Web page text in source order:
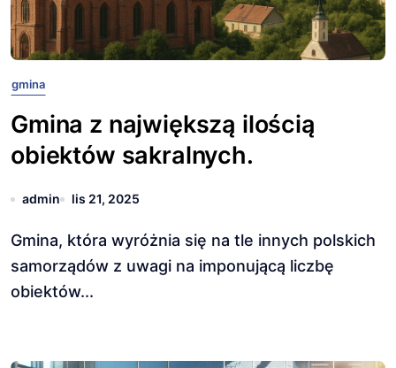
gmina
Gmina z największą ilością
obiektów sakralnych.
admin lis 21, 2025
Gmina, która wyróżnia się na tle innych polskich
samorządów z uwagi na imponującą liczbę
obiektów...